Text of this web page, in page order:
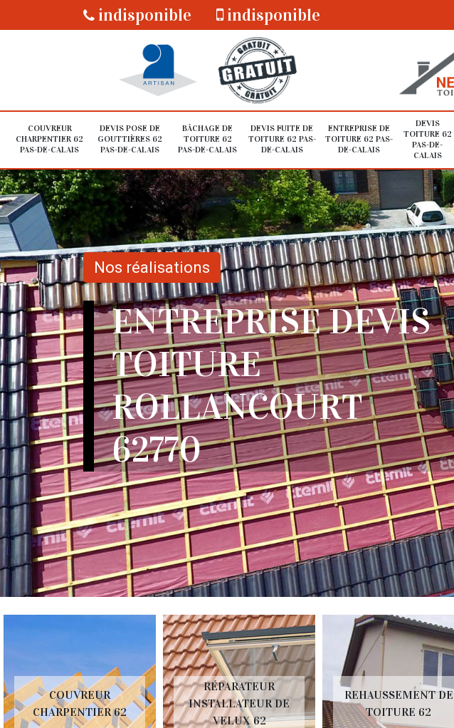
indisponible indisponible
COUVREUR
CHARPENTIER 62
PAS-DE-CALAIS
DEVIS POSE DE
GOUTTIÈRES 62
PAS-DE-CALAIS
BÂCHAGE DE
TOITURE 62
PAS-DE-CALAIS
DEVIS FUITE DE
TOITURE 62 PAS-
DE-CALAIS
ENTREPRISE DE
TOITURE 62 PAS-
DE-CALAIS
DEVIS
TOITURE 62
PAS-DE-
CALAIS
Nos réalisations
ENTREPRISE DEVIS
TOITURE
ROLLANCOURT
62770
COUVREUR
CHARPENTIER 62
RÉPARATEUR
INSTALLATEUR DE
VELUX 62
REHAUSSEMENT DE
TOITURE 62